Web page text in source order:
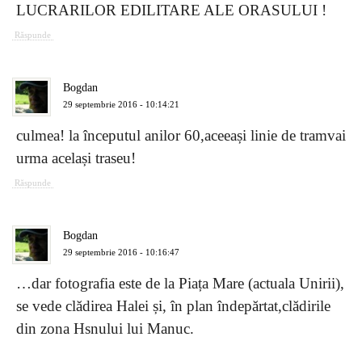
LUCRARILOR EDILITARE ALE ORASULUI !
Răspunde
Bogdan
29 septembrie 2016 - 10:14:21
culmea! la începutul anilor 60,aceeași linie de tramvai
urma același traseu!
Răspunde
Bogdan
29 septembrie 2016 - 10:16:47
…dar fotografia este de la Piața Mare (actuala Unirii),
se vede clădirea Halei și, în plan îndepărtat,clădirile
din zona Hsnului lui Manuc.